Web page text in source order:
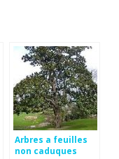
Arbres a feuilles
non caduques